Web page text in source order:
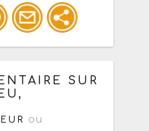
dessous pour
réseau social
SUR
ou